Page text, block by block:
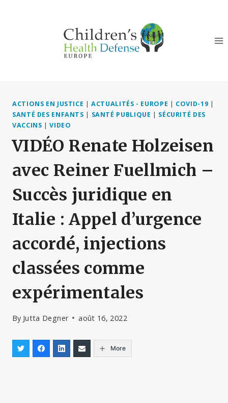
ACTIONS EN JUSTICE |ACTUALITÉS - EUROPE | COVID-19 |
SANTÉ DES ENFANTS | SANTÉ PUBLIQUE | SÉCURITÉ DES
VACCINS |VIDEO
VIDÉO Renate Holzeisen
avec Reiner Fuellmich –
Succès juridique en
Italie : Appel d’urgence
accordé, injections
classées comme
expérimentales
By Jutta Degner août 16, 2022
More